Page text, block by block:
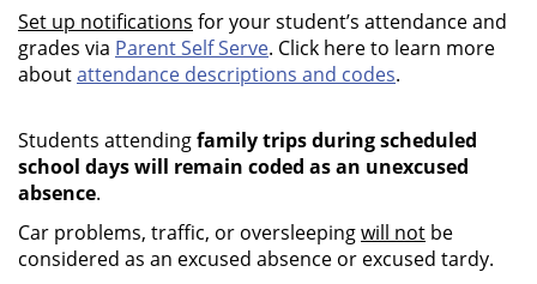
Set up notifications for your student’s attendance and
grades via Parent Self Serve. Click here to learn more
aboutattendance descriptions and codes.
Students attendingfamily trips during scheduled
school days will remain coded as an unexcused
absence.
Car problems, traffic, or oversleepingwill not be
considered as an excused absence or excused tardy.